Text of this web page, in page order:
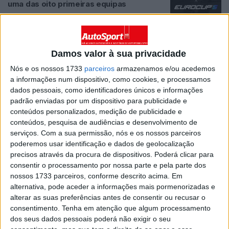
Damos valor à sua privacidade
Nós e os nossos 1733 parceiros armazenamos e/ou acedemos
a informações num dispositivo, como cookies, e processamos
dados pessoais, como identificadores únicos e informações
padrão enviadas por um dispositivo para publicidade e
conteúdos personalizados, medição de publicidade e
conteúdos, pesquisa de audiências e desenvolvimento de
serviços. Com a sua permissão, nós e os nossos parceiros
poderemos usar identificação e dados de geolocalização
precisos através da procura de dispositivos. Poderá clicar para
consentir o processamento por nossa parte e pela parte dos
nossos 1733 parceiros, conforme descrito acima. Em
alternativa, pode aceder a informações mais pormenorizadas e
alterar as suas preferências antes de consentir ou recusar o
consentimento. Tenha em atenção que algum processamento
dos seus dados pessoais poderá não exigir o seu
uma das oito primeiras equipas
BYFÁBIO MENDES
F1: Mika Häkkinen desaconselha a
McLaren a contratar Max Verstappen
FÓRMULA 1 BYFÁBIO MENDES 6 AGOSTO, 2026 1
F1: Primeiros sinais positivos da Audi
FÓRMULA 1 FÁBIO MENDES 6 AGOSTO, 2026
F1: Tom Kristensen defende os
regulamentos atuais
FÓRMULA 1
F1: Williams tenta resolver problemas “de
DNA” e já olha apenas para 2027
FÓRMULA 1 BY FÁBIO MENDES 6 AGOSTO, 2026 0